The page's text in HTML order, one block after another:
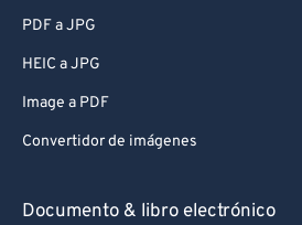
PDF a JPG
HEIC a JPG
Image a PDF
Convertidor de imágenes
Documento & libro electrónico